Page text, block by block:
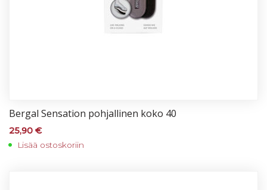
Ber­gal Sen­sa­tion poh­jal­li­nen ko­ko 40
25,90 €
Lisää ostoskoriin